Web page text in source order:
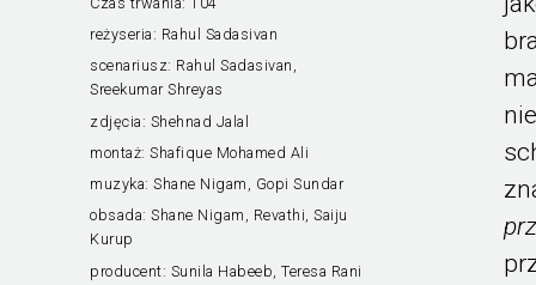
reżyseria: Rahul Sadasivan
scenariusz: Rahul Sadasivan,
Sreekumar Shreyas
zdjęcia: Shehnad Jalal
montaż:Shafique Mohamed Ali
muzyka:Shane Nigam, Gopi Sundar
obsada:Shane Nigam, Revathi, Saiju
Kurup
producent: Sunila Habeeb, Teresa Rani